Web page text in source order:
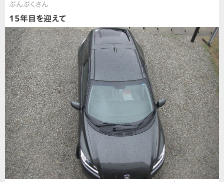
ぶんぷくさん
15年目を迎えて